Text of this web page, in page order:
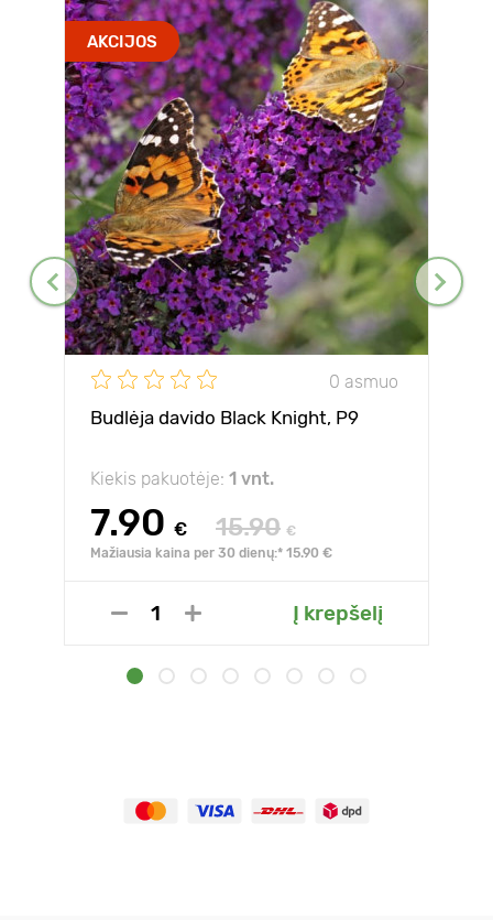
AKCIJOS
0 asmuo
Budlėja davido Black Knight, P9
Kiekis pakuotėje: 1 vnt.
7.90 € 15.90 €
Mažiausia kaina per 30 dienų:* 15.90 €
Į krepšelį